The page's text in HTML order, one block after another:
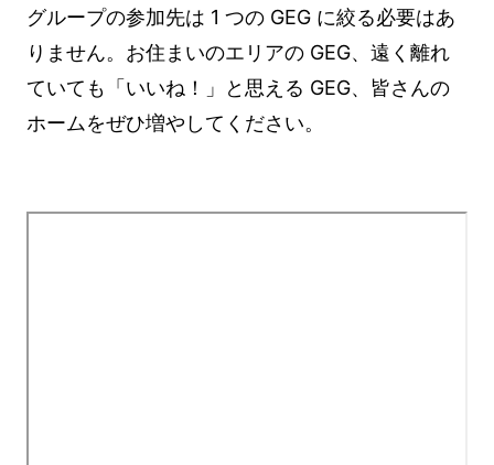
グループの参加先は 1 つの GEG に絞る必要はあ
りません。お住まいのエリアの GEG、遠く離れ
ていても「いいね！」と思える GEG、皆さんの
ホームをぜひ増やしてください。